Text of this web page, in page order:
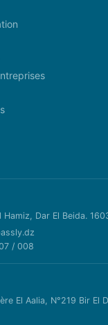
Hamiz, Dar El Beida.
/ 008
El Aalia, N°219 Bir El